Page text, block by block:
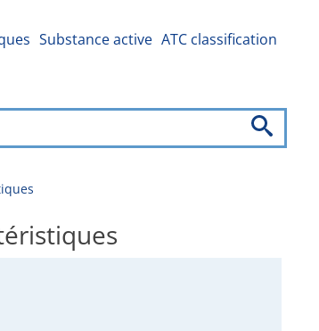
Substance active ATC classification